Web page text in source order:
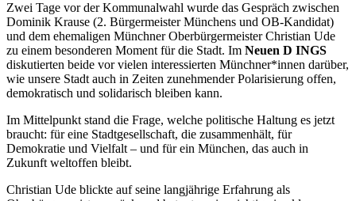
Zwei Tage vor der Kommunalwahl wurde das Gespräch zwischen
Dominik Krause (2. Bürgermeister Münchens und OB-Kandidat)
und dem ehemaligen Münchner Oberbürgermeister Christian Ude
zu einem besonderen Moment für die Stadt. Im Neuen D INGS
diskutierten beide vor vielen interessierten Münchner*innen darüber,
wie unsere Stadt auch in Zeiten zunehmender Polarisierung offen,
demokratisch und solidarisch bleiben kann.
Im Mittelpunkt stand die Frage, welche politische Haltung es jetzt
braucht: für eine Stadtgesellschaft, die zusammenhält, für
Demokratie und Vielfalt – und für ein München, das auch in
Zukunft weltoffen bleibt.
Christian Ude blickte auf seine langjährige Erfahrung als